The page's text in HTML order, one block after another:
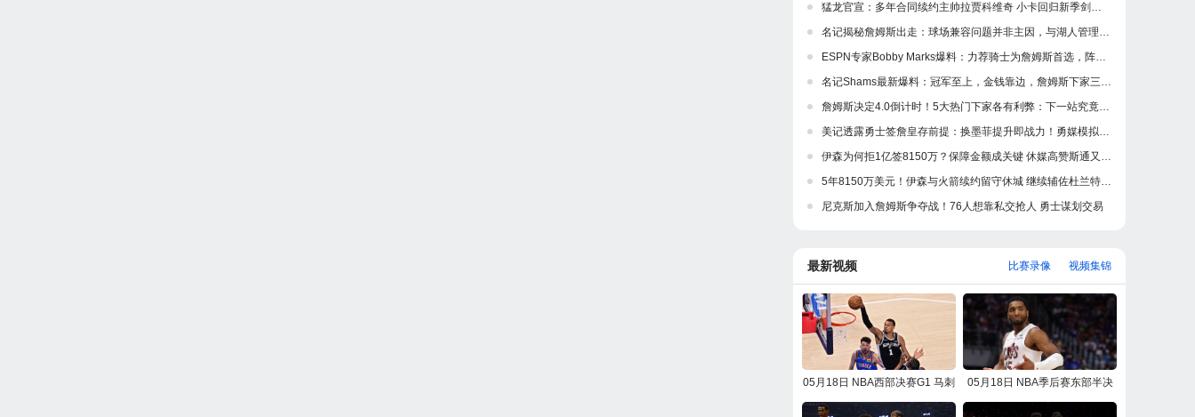
猛龙官宣：多年合同续约主帅拉贾科维奇 小卡回归新季剑指冲冠
名记揭秘詹姆斯出走：球场兼容问题并非主因，与湖人管理层多年隔阂才是真正导火索
ESPN专家Bobby Marks爆料：力荐骑士为詹姆斯首选，阵容完美适配，家乡情怀加分
名记Shams最新爆料：冠军至上，金钱靠边，詹姆斯下家三强浮出水面
詹姆斯决定4.0倒计时！5大热门下家各有利弊：下一站究竟是何处？
美记透露勇士签詹皇存前提：换墨菲提升即战力！勇媒模拟5换1出3首轮
伊森为何拒1亿签8150万？保障金额成关键 休媒高赞斯通又一妙手
5年8150万美元！伊森与火箭续约留守休城 继续辅佐杜兰特冲冠
尼克斯加入詹姆斯争夺战！76人想靠私交抢人 勇士谋划交易
最新视频 视频集锦
比赛录像
05月18日 NBA西部决赛G1 马刺
05月18日 NBA季后赛东部半决